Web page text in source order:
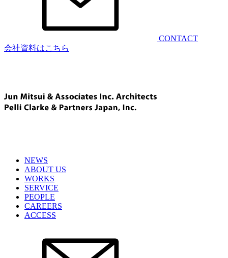
CONTACT
会社資料はこちら
NEWS
ABOUT US
WORKS
SERVICE
PEOPLE
CAREERS
ACCESS